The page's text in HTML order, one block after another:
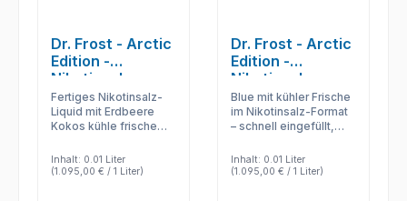
Dr. Frost - Arctic
Edition -
Nikotinsalz
Liquid -
Strawberry
Coconut Ice
Fertiges Nikotinsalz-
Liquid mit Erdbeere
Kokos kühle frische
Systeme, diskrete
Dampfmomente und
Inhalt: 0.01 Liter
(1.095,00 € / 1 Liter)
Dr. Frost - Arctic
Edition -
Nikotinsalz
Liquid - Arctic
Blue Ice
Blue mit kühler Frische
im Nikotinsalz-Format
– schnell eingefüllt,
passend für refillbare
Pods.
Inhalt: 0.01 Liter
(1.095,00 € / 1 Liter)